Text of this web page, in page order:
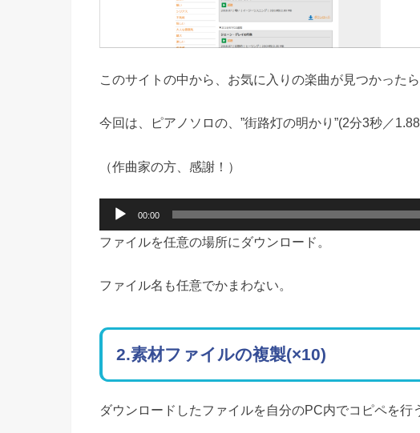
このサイトの中から、お気に入りの楽曲が見つかった
今回は、ピアノソロの、”街路灯の明かり”(2分3秒／
（作曲家の方、感謝！）
プ
ー
00:00
ファイルを任意の場所にダウンロード。
ファイル名も任意でかまわない。
2.素材ファイルの複製(×10)
ダウンロードしたファイルを自分のPC内でコピペを行